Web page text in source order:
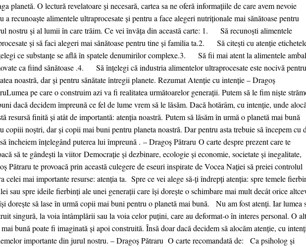
planetă. O lectură revelatoare și necesară, cartea sa ne oferă informațiile de care avem nevoie
a recunoaște alimentele ultraprocesate și pentru a face alegeri nutriționale mai sănătoase pentru
nostru și al lumii în care trăim. Ce vei învăța din această carte: 1. Să recunoști alimentele
și să faci alegeri mai sănătoase pentru tine și familia ta.2. Să citești cu atenție
ce substanțe se află în spatele denumirilor complexe.3. Să fii mai atent la alimentele
ca fiind sănătoase .4. Să înțelegi că industria alimentelor ultraprocesate este nocivă pentru
noastră, dar și pentru sănătate întregii planete. Rezumat Atenție cu intenție – Dragoș
pe care o construim azi va fi realitatea următoarelor generații. Putem să le fim niște
dacă decidem împreună ce fel de lume vrem să le lăsăm. Dacă hotărâm, cu intenție, unde
resursă finită și atât de importantă: atenția noastră. Putem să lăsăm în urmă o planetă mai bună
copiii noștri, dar și copii mai buni pentru planeta noastră. Dar pentru asta trebuie să începem cu
încheiem înțelegând puterea lui împreună . – Dragoș Pătraru O carte despre prezent care te
să te gândești la viitor Democrație și dezbinare, ecologie și economie, societate și inegalitate,
Pătraru te provoacă prin această culegere de eseuri inspirate de Vocea Nației să preiei controlul
celei mai importante resurse: atenția ta. Spre ce vei alege să-ți îndrepți atenția: spre temele
sau spre ideile fierbinți ale unei generații care își dorește o schimbare mai mult decât orice
dorește să lase în urmă copii mai buni pentru o planetă mai bună. Nu am fost atenți. Iar lumea
singură, la voia întâmplării sau la voia celor puțini, care au deformat-o în interes personal. O
bună poate fi imaginată și apoi construită. Însă doar dacă decidem să alocăm atenție, cu
importante din jurul nostru. – Dragoș Pătraru O carte recomandată de: Ca psiholog și